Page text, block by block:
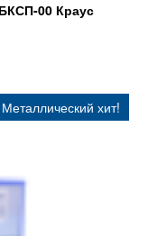
00 Краус
Металлический хит!